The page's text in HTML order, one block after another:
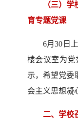
（三）
育专题党课
6月30日
楼会议室为党
示，希望党委
会主义思想凝
二、学校